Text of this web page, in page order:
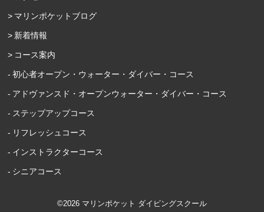
マリンポケットブログ
新着情報
コース案内
初心者オープン・ウォーター・ダイバー・コース
アドヴァンスド・オープンウォーター・ダイバー・コース
ステップアップコース
リフレッシュコース
インストラクターコース
シニアコース
©2026 マリンポケット ダイビングスクール